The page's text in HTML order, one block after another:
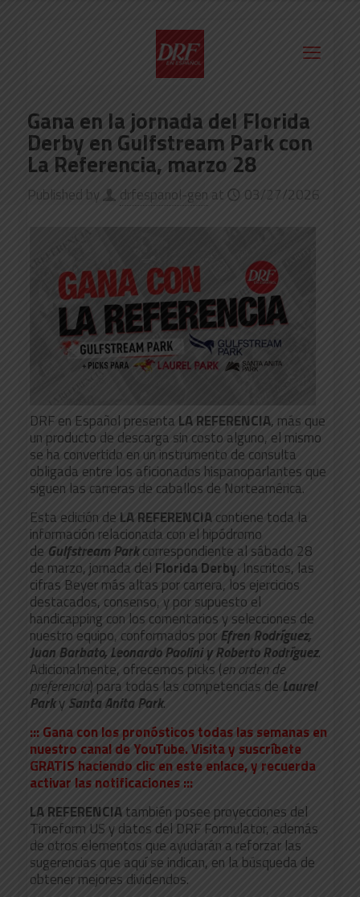
Gana en la jornada del Florida
Derby en Gulfstream Park con
La Referencia, marzo 28
Published by drfespanol-gen at 03/27/2026
DRF en Español presenta LA REFERENCIA, más que
un producto de descarga sin costo alguno, el mismo
se ha convertido en un instrumento de consulta
obligada entre los aficionados hispanoparlantes que
siguen las carreras de caballos de Norteamérica.
Esta edición de LA REFERENCIAcontiene toda la
información relacionada con el hipódromo
de Gulfstream Parkcorrespondiente al sábado 28
de marzo, jornada del Florida Derby. Inscritos, las
cifras Beyer más altas por carrera, los ejercicios
destacados, consenso, y por supuesto el
handicapping con los comentarios y selecciones de
nuestro equipo, conformados porEfren Rodríguez,
Juan Barbato, Leonardo Paolini y Roberto Rodríguez.
Adicionalmente, ofrecemos picks (en orden de
preferencia) para todas las competencias de Laurel
ParkySanta Anita Park.
::: Gana con los pronósticos todas las semanas en
nuestro canal de YouTube. Visita y suscríbete
GRATIS haciendo clic en este enlace, y recuerda
activar las notificaciones :::
LA REFERENCIAtambién posee proyecciones del
Timeform US y datos del DRF Formulator, además
de otros elementos que ayudarán a reforzar las
sugerencias que aquí se indican, en la búsqueda de
obtener mejores dividendos.